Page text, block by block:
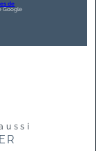
de
Google